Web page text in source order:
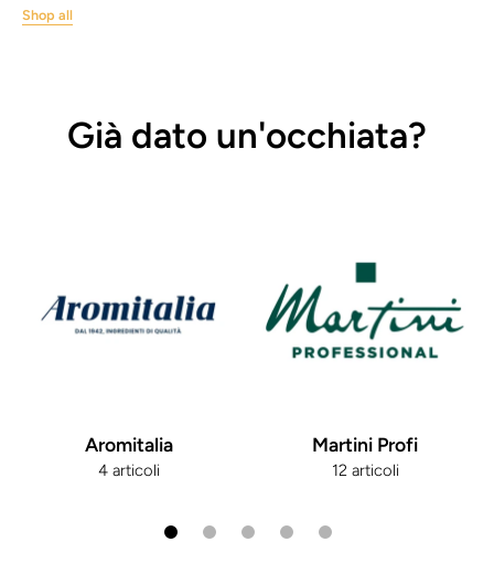
Shop all
Già dato un'occhiata?
Aromitalia
4 articoli
Martini Profi
12 articoli